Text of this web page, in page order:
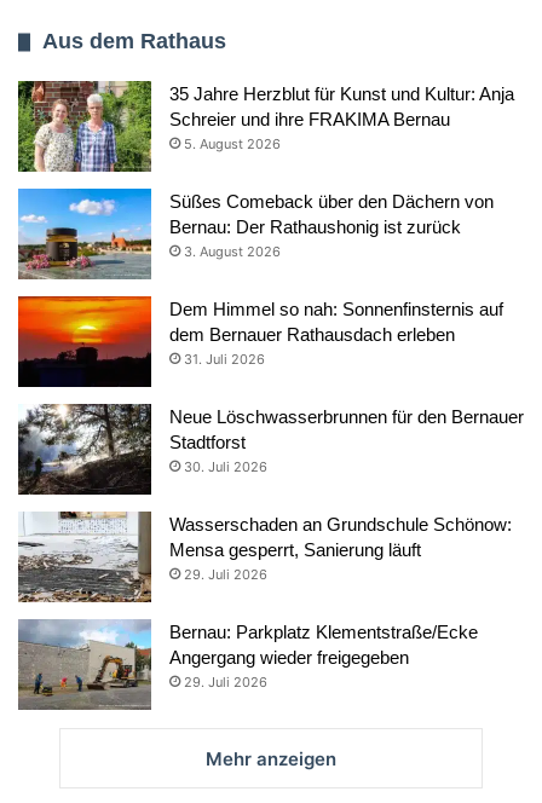
Aus dem Rathaus
35 Jahre Herzblut für Kunst und Kultur: Anja
Schreier und ihre FRAKIMA Bernau
5. August 2026
Süßes Comeback über den Dächern von
Bernau: Der Rathaushonig ist zurück
3. August 2026
Dem Himmel so nah: Sonnenfinsternis auf
dem Bernauer Rathausdach erleben
31. Juli 2026
Neue Löschwasserbrunnen für den Bernauer
Stadtforst
30. Juli 2026
Wasserschaden an Grundschule Schönow:
Mensa gesperrt, Sanierung läuft
29. Juli 2026
Bernau: Parkplatz Klementstraße/Ecke
Angergang wieder freigegeben
29. Juli 2026
Mehr anzeigen